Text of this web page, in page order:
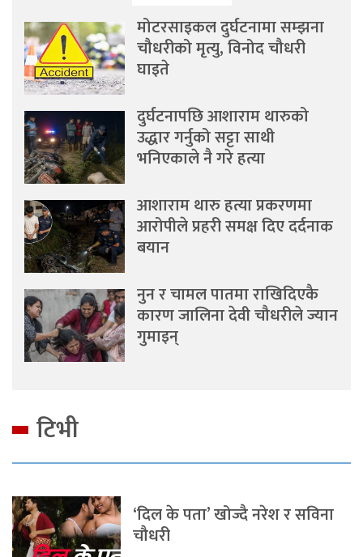
मोटरसाइकल दुर्घटनामा सम्झना
चौधरीको मृत्यु, विनोद चौधरी
घाइते
दुर्घटनापछि आशाराम थारुको
उद्धार गर्नुको सट्टा साथी
भनिएकाले नै गरे हत्या
आशाराम थारु हत्या प्रकरणमा
आरोपीले प्रहरी समक्ष दिए दर्दनाक
बयान
नुन र चामल पातमा राखिदिएकै
कारण जालिना देवी चौधरीले ज्यान
गुमाइन्
टिभी
‘दिल के पता’ खोज्दै नरेश र सविना
चौधरी